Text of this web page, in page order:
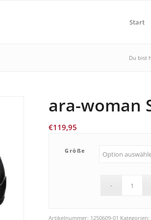
Start
Du bist
ara-woman
€119,95
Größe
Artikelnummer: 1250609-01 Kategorien: